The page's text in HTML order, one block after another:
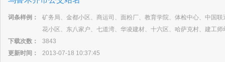
词条样例：
矿务局、金都小区、商运司、面粉厂、教育学院、体检中心、中国
花小区、东八家户、七道湾、华凌建材、十六区、哈萨克村、建工师
下载次数：
3843
更新时间：
2013-07-18 10:37:45